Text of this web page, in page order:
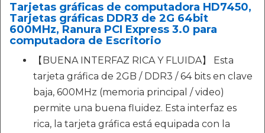
Tarjetas gráficas de computadora HD7450,
Tarjetas gráficas DDR3 de 2G 64bit
600MHz, Ranura PCI Express 3.0 para
computadora de Escritorio
【BUENA INTERFAZ RICA Y FLUIDA】 Esta
tarjeta gráfica de 2GB / DDR3 / 64 bits en clave
baja, 600MHz (memoria principal / video)
permite una buena fluidez. Esta interfaz es
rica, la tarjeta gráfica está equipada con la